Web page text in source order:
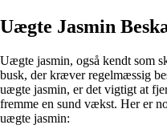
Uægte Jasmin
Uægte jasmin, også kendt som
busk, der kræver regelmæssig
uægte jasmin, er det vigtigt at
fremme en sund vækst. Her er
uægte jasmin: